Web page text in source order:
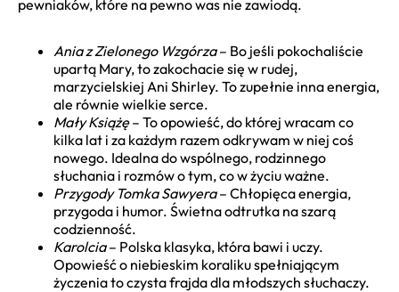
pewniaków, które na pewno was nie zawiodą.
Ania z Zielonego Wzgórza– Bo jeśli pokochaliście
upartą Mary, to zakochacie się w rudej,
marzycielskiej Ani Shirley. To zupełnie inna energia,
ale równie wielkie serce.
Mały Książę– To opowieść, do której wracam co
kilka lat i za każdym razem odkrywam w niej coś
nowego. Idealna do wspólnego, rodzinnego
słuchania i rozmów o tym, co w życiu ważne.
Przygody Tomka Sawyera– Chłopięca energia,
przygoda i humor. Świetna odtrutka na szarą
codzienność.
Karolcia– Polska klasyka, która bawi i uczy.
Opowieść o niebieskim koraliku spełniającym
życzenia to czysta frajda dla młodszych słuchaczy.